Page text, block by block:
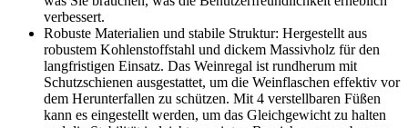
verbessert.
Robuste Materialien und stabile Struktur: Hergestellt aus
robustem Kohlenstoffstahl und dickem Massivholz für den
langfristigen Einsatz. Das Weinregal ist rundherum mit
Schutzschienen ausgestattet, um die Weinflaschen effektiv vor
dem Herunterfallen zu schützen. Mit 4 verstellbaren Füßen
kann es eingestellt werden, um das Gleichgewicht zu halten